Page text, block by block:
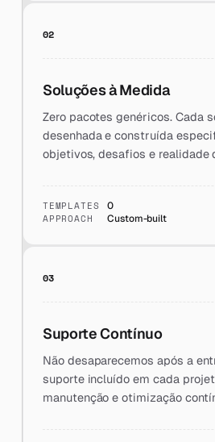
02
Soluções à Medida
Zero pacotes genéricos. Cada
desenhada e construída
objetivos, desafios e realidade
TEMPLATES
0
APPROACH
Custom-built
03
Suporte Contínuo
Não desaparecemos após a
suporte incluído em cada
manutenção e otimização